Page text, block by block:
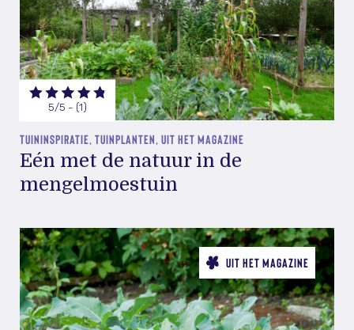
5/5 - (1)
TUININSPIRATIE, TUINPLANTEN, UIT HET MAGAZINE
Eén met de natuur in de
mengelmoestuin
UIT HET MAGAZINE